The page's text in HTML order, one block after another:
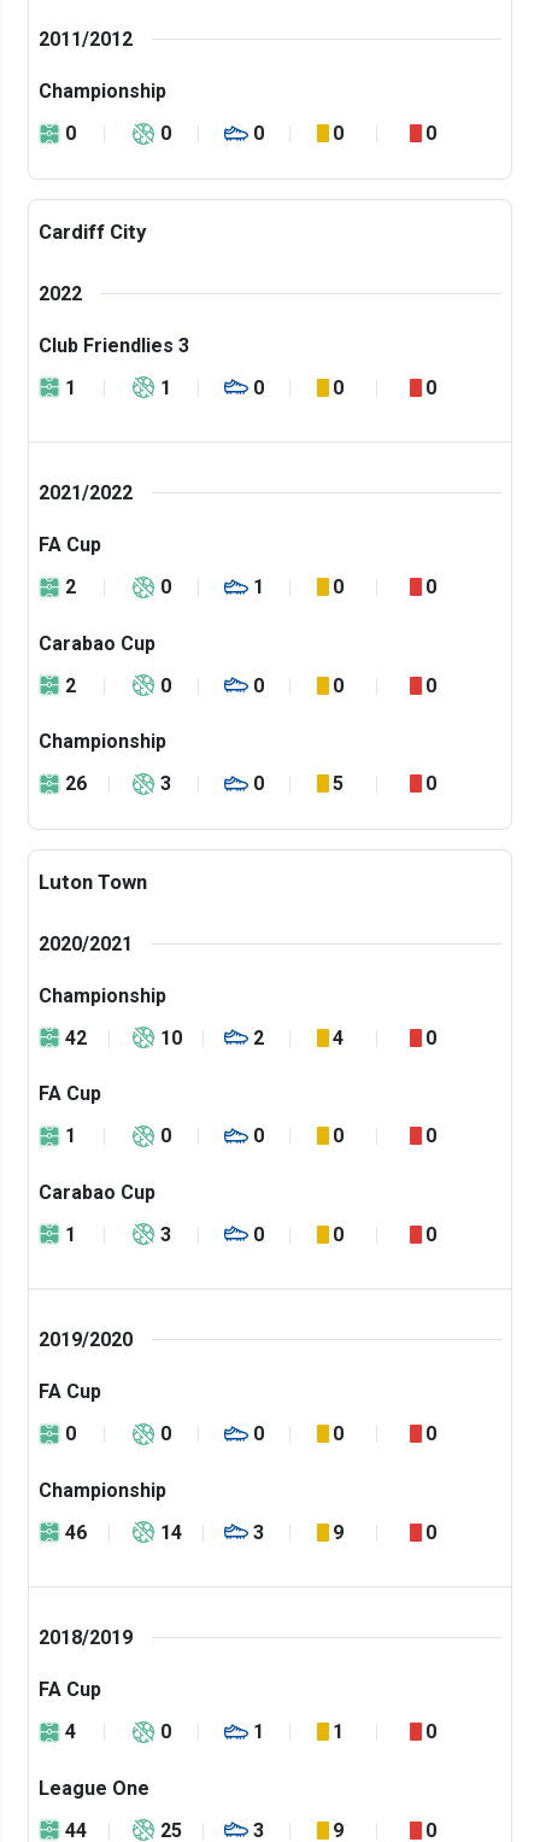
2011/2012
Championship
0
0 0 0 0
Cardiff City
2022
Club Friendlies 3
1
1 0 0 0
2021/2022
FA Cup
2
0 1 0 0
Carabao Cup
2
0 0 0 0
Championship
26
3 0 5 0
Luton Town
2020/2021
Championship
42
10 2 4 0
FA Cup
1
0 0 0 0
Carabao Cup
1
3 0 0 0
2019/2020
FA Cup
0
0 0 0 0
Championship
46
14 3 9 0
2018/2019
FA Cup
4
0 1 1 0
League One
44
25 3 9 0